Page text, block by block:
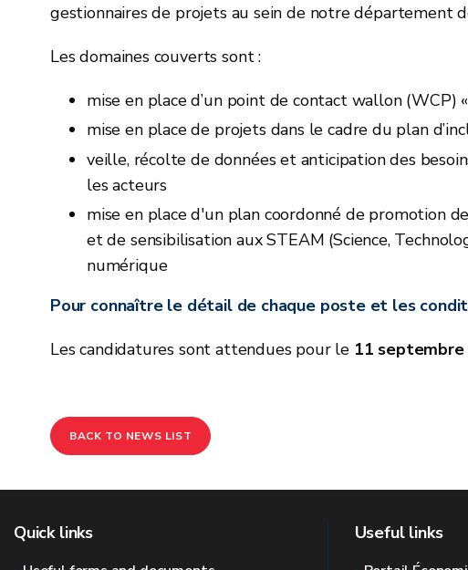
gestionnaires de projets au sein de notre département
Les domaines couverts sont :
mise en place d’un point de contact wallon (WCP)
mise en place de projets dans le cadre du plan
veille, récolte de données et anticipation des
les acteurs
mise en place d'un plan coordonné de promotion
et de sensibilisation aux STEAM (Science,
numérique
Pour connaître le détail de chaque poste et les
Les candidatures sont attendues pour le 11 septembre
BACK TO NEWS LIST
Quick links Useful links